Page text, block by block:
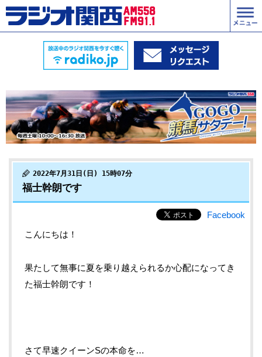
2022年7月31日(日) 15時07分
福士幹朗です
Facebook
こんにちは！
果たして無事に夏を乗り越えられるか心配になってき
た福士幹朗です！
さて早速クイーンSの本命を…